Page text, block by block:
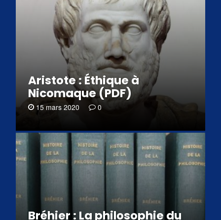
Aristote : Éthique à
Nicomaque (PDF)
15 mars 2020 0
Bréhier : La philosophie du